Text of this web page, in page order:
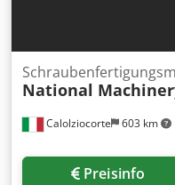
Calolziocorte 603 km
National
Preisinfo